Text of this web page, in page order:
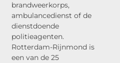
brandweerkorps,
ambulancedienst of de
dienstdoende
politieagenten.
Rotterdam-Rijnmond is
een van de 25